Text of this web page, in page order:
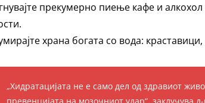
прекумерно пиење кафе и
храна богата со вода:
„Хидратацијата не е само дел од здравиот